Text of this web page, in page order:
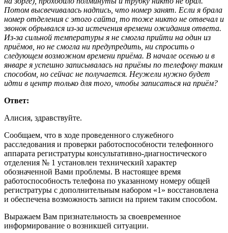
Потом высвечивалась надпись, что номер занят. Если я брала
номер отделения с этого сайта, то тоже никто не отвечал и
звонок обрывался из-за истечения времени ожидания ответа.
Из-за сильной температуры я не смогла прийти на один из
приёмов, но не смогла ни предупредить, ни спросить о
следующем возможном времени приёма. В начале осенью и в
январе я успешно записывалась на приёмы по телефону таким
способом, но сейчас не получается. Неужели нужно будет
идти в центр только для того, чтобы записаться на приём?
Ответ:
Алисия, здравствуйте.
Сообщаем, что в ходе проведенного служебного
расследования и проверки работоспособности телефонного
аппарата регистратуры консультативно-диагностического
отделения № 1 установлен технический характер
обозначенной Вами проблемы. В настоящее время
работоспособность телефона по указанному номеру общей
регистратуры с дополнительным набором «1» восстановлена
и обеспечена возможность записи на прием таким способом.
Выражаем Вам признательность за своевременное
информирование о возникшей ситуации.